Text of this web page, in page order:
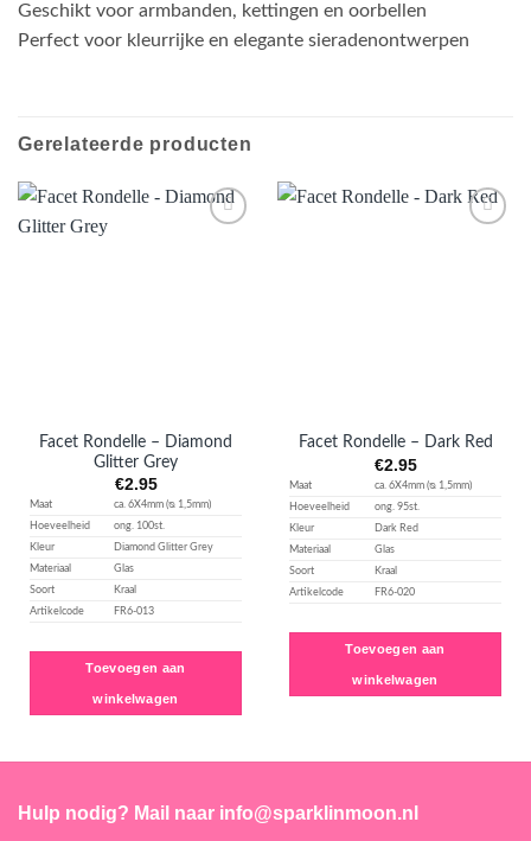
Geschikt voor armbanden, kettingen en oorbellen
Perfect voor kleurrijke en elegante sieradenontwerpen
Gerelateerde producten
Facet Rondelle – Diamond
Glitter Grey
€2.95
Maat
ca. 6X4mm (ᴓ 1,5mm)
Hoeveelheid
ong. 100st.
Kleur
Diamond Glitter Grey
Materiaal
Glas
Soort
Kraal
Artikelcode
FR6-013
Toevoegen aan
winkelwagen
Facet Rondelle – Dark Red
€2.95
Maat
ca. 6X4mm (ᴓ 1,5mm)
Hoeveelheid
ong. 95st.
Kleur
Dark Red
Materiaal
Glas
Soort
Kraal
Artikelcode
FR6-020
Toevoegen aan
winkelwagen
Hulp nodig? Mail naar info@sparklinmoon.nl